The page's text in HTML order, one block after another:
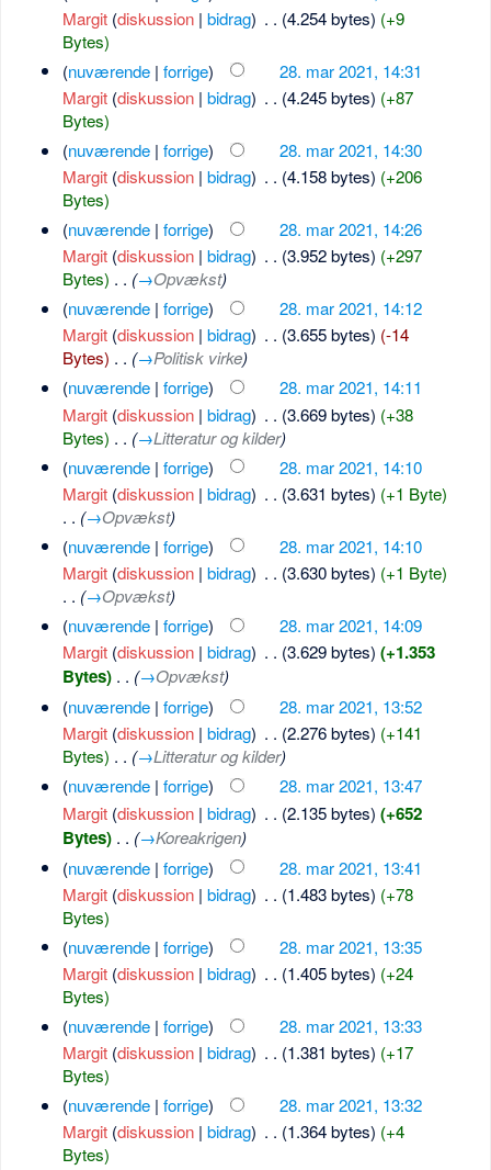
Margit (diskussion| bidrag) . . (4.254 bytes) (+9
Bytes)
(nuværende| forrige)
28. mar 2021, 14:31
Margit (diskussion| bidrag) . . (4.245 bytes) (+87
Bytes)
(nuværende| forrige)
28. mar 2021, 14:30
Margit (diskussion| bidrag) . . (4.158 bytes) (+206
Bytes)
(nuværende| forrige)
28. mar 2021, 14:26
Margit (diskussion| bidrag) . . (3.952 bytes) (+297
Bytes) . . (→Opvækst)
(nuværende| forrige)
28. mar 2021, 14:12
Margit (diskussion| bidrag) . . (3.655 bytes) (-14
Bytes) . . (→Politisk virke)
(nuværende| forrige)
28. mar 2021, 14:11
Margit (diskussion| bidrag) . . (3.669 bytes) (+38
Bytes) . . (→Litteratur og kilder)
(nuværende| forrige)
28. mar 2021, 14:10
Margit (diskussion| bidrag) . . (3.631 bytes) (+1 Byte)
. . (→Opvækst)
(nuværende| forrige)
28. mar 2021, 14:10
Margit (diskussion| bidrag) . . (3.630 bytes) (+1 Byte)
. . (→Opvækst)
(nuværende| forrige)
28. mar 2021, 14:09
Margit (diskussion| bidrag) . . (3.629 bytes) (+1.353
Bytes)‎ . . (→Opvækst)
(nuværende| forrige)
28. mar 2021, 13:52
Margit (diskussion| bidrag) . . (2.276 bytes) (+141
Bytes) . . (→Litteratur og kilder)
(nuværende| forrige)
28. mar 2021, 13:47
Margit (diskussion| bidrag) . . (2.135 bytes) (+652
Bytes)‎ . . (→Koreakrigen)
(nuværende| forrige)
28. mar 2021, 13:41
Margit (diskussion| bidrag) . . (1.483 bytes) (+78
Bytes)
(nuværende| forrige)
28. mar 2021, 13:35
Margit (diskussion| bidrag) . . (1.405 bytes) (+24
Bytes)
(nuværende| forrige)
28. mar 2021, 13:33
Margit (diskussion| bidrag) . . (1.381 bytes) (+17
Bytes)
(nuværende| forrige)
28. mar 2021, 13:32
Margit (diskussion| bidrag) . . (1.364 bytes) (+4
Bytes)